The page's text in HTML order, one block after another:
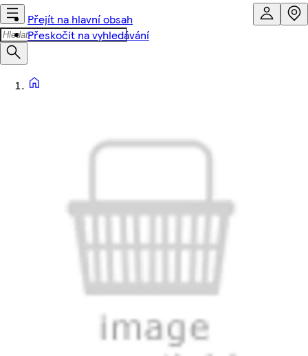
Přejít na hlavní obsah
Přeskočit na vyhledávání